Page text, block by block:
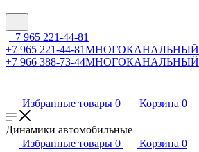
+7 965 221-44-81
+7 965 221-44-81МНОГОКАНАЛЬНЫЙ
+7 966 388-73-44МНОГОКАНАЛЬНЫЙ
Избранные товары 0 Корзина 0
Динамики автомобильные
Избранные товары 0 Корзина 0